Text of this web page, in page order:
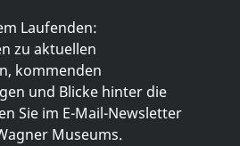
Laufenden:
zu aktuellen
kommenden
und Blicke hinter die
Sie im E-Mail-Newsletter
Museums.